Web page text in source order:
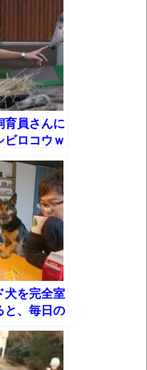
規格外だったｗ
ファインマンさ
超えの美女、水着
に引っ越します
イナルシーズンの
界」スタグル特
たJリーグ…なら
沢の上流から流
育員さんに
ビロコウｗ
犬を完全室
と、毎日の
こうなりま